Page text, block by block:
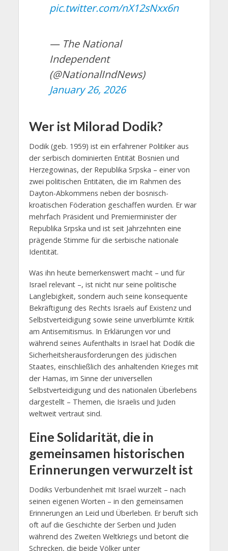
pic.twitter.com/nX12sNxx6n
— The National
Independent
(@NationalIndNews)
January 26, 2026
Wer ist Milorad Dodik?
Dodik (geb. 1959) ist ein erfahrener Politiker aus
der serbisch dominierten Entität Bosnien und
Herzegowinas, der Republika Srpska – einer von
zwei politischen Entitäten, die im Rahmen des
Dayton-Abkommens neben der bosnisch-
kroatischen Föderation geschaffen wurden. Er war
mehrfach Präsident und Premierminister der
Republika Srpska und ist seit Jahrzehnten eine
prägende Stimme für die serbische nationale
Identität.
Was ihn heute bemerkenswert macht – und für
Israel relevant –, ist nicht nur seine politische
Langlebigkeit, sondern auch seine konsequente
Bekräftigung des Rechts Israels auf Existenz und
Selbstverteidigung sowie seine unverblümte Kritik
am Antisemitismus. In Erklärungen vor und
während seines Aufenthalts in Israel hat Dodik die
Sicherheitsherausforderungen des jüdischen
Staates, einschließlich des anhaltenden Krieges mit
der Hamas, im Sinne der universellen
Selbstverteidigung und des nationalen Überlebens
dargestellt – Themen, die Israelis und Juden
weltweit vertraut sind.
Eine Solidarität, die in
gemeinsamen historischen
Erinnerungen verwurzelt ist
Dodiks Verbundenheit mit Israel wurzelt – nach
seinen eigenen Worten – in den gemeinsamen
Erinnerungen an Leid und Überleben. Er beruft sich
oft auf die Geschichte der Serben und Juden
während des Zweiten Weltkriegs und betont die
Schrecken, die beide Völker unter